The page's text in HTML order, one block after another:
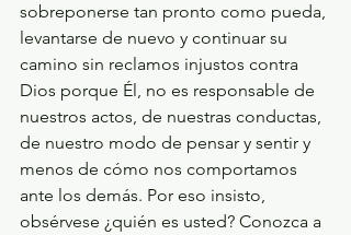
sobreponerse tan pronto como pueda,
levantarse de nuevo y continuar su
camino sin reclamos injustos contra
Dios porque Él, no es responsable de
nuestros actos, de nuestras conductas,
de nuestro modo de pensar y sentir y
menos de cómo nos comportamos
ante los demás. Por eso insisto,
obsérvese ¿quién es usted? Conozca a